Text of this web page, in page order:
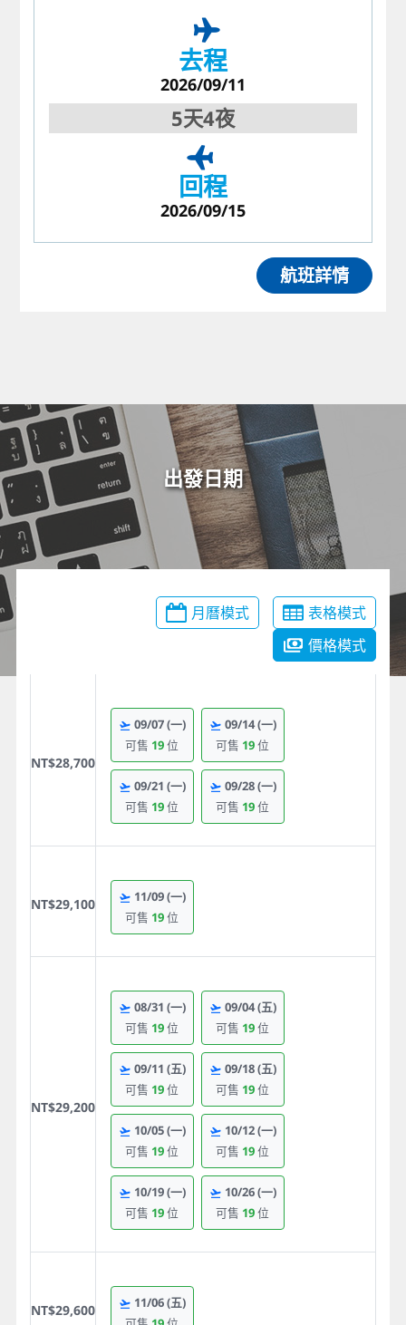
去程
2026/09/11
5天4夜
回程
2026/09/15
航班詳情
出發日期
月曆模式
表格模式
價格模式
NT$28,700
09/07(一)
可售 19位
09/14(一)
可售 19位
09/21 (一)
可售 19位
09/28(一)
可售 19位
NT$29,100 11/09(一)
可售 19位
NT$29,200
08/31 (一)
可售 19位
09/04(五)
可售 19位
09/11 (五)
可售 19位
09/18(五)
可售 19位
10/05(一)
可售 19位
10/12(一)
可售 19位
10/19(一)
可售 19位
10/26(一)
可售 19位
NT$29,600 11/06(五)